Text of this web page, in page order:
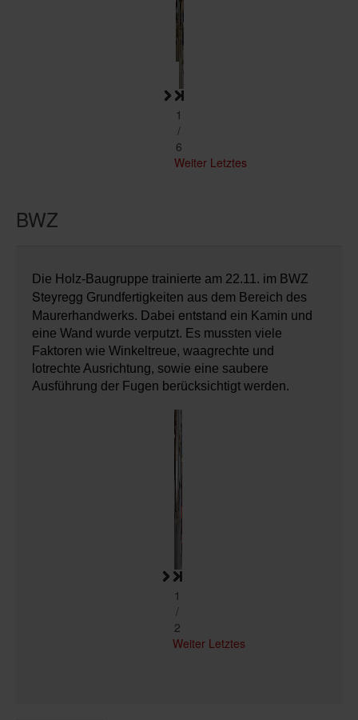
1
/
6
Weiter Letztes
BWZ
Die Holz-Baugruppe trainierte am 22.11. im BWZ
Steyregg Grundfertigkeiten aus dem Bereich des
Maurerhandwerks. Dabei entstand ein Kamin und
eine Wand wurde verputzt. Es mussten viele
Faktoren wie Winkeltreue, waagrechte und
lotrechte Ausrichtung, sowie eine saubere
Ausführung der Fugen berücksichtigt werden.
1
/
2
Weiter Letztes